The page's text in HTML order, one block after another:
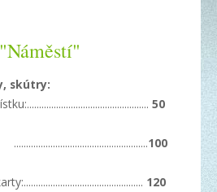
skútry:
50
100
120